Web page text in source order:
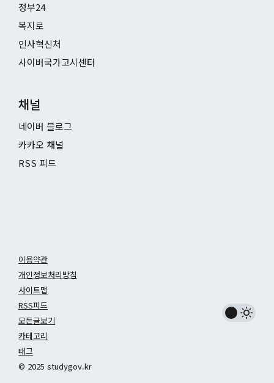
정부24
복지로
인사혁신처
사이버국가고시센터
채널
네이버 블로그
카카오 채널
RSS 피드
이용약관
개인정보처리방침
사이트맵
RSS피드
모든글보기
카테고리
태그
© 2025 studygov.kr